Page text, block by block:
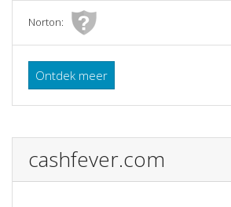
Norton:
Ontdek meer
cashfever.com